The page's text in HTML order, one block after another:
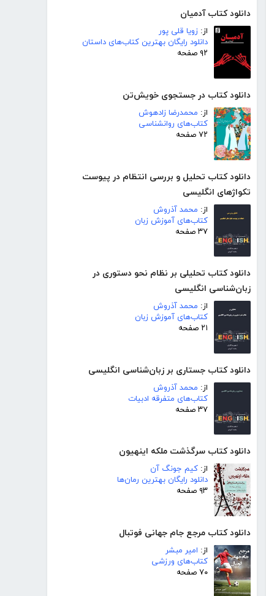
دانلود کتاب آدمیان
از: زویا قلی پور
دانلود رایگان بهترین کتاب‌های داستان
۹۲ صفحه
دانلود کتاب در جستجوی خویش‌تن
از: محمدرضا زادهوش
کتاب‌های روانشناسی
۷۲ صفحه
دانلود کتاب تحلیل و بررسی انتظام در پیوست
تکواژهای انگلیسی
از: محمد آذروش
کتاب‌های آموزش زبان
۳۷ صفحه
دانلود کتاب تحلیلی بر نظام نحو دستوری در
زبان‌شناسی انگلیسی
از: محمد آذروش
کتاب‌های آموزش زبان
۲۱ صفحه
دانلود کتاب جستاری بر زبان‌شناسی انگلیسی
از: محمد آذروش
کتاب‌های متفرقه ادبیات
۳۷ صفحه
دانلود کتاب سرگذشت ملکه اینهیون
از: کیم جونگ آن
دانلود رایگان بهترین رمان‌ها
۹۳ صفحه
دانلود کتاب مرجع جام جهانی فوتبال
از: امیر مبشر
کتاب‌های ورزشی
۷۰ صفحه